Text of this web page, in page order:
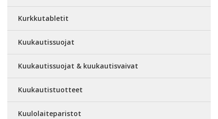
Kurkkutabletit
Kuukautissuojat
Kuukautissuojat & kuukautisvaivat
Kuukautistuotteet
Kuulolaiteparistot